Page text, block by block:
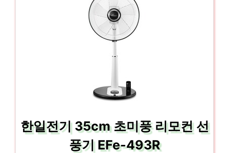
한일전기 35cm 초미풍 리모컨 선
풍기 EFe-493R